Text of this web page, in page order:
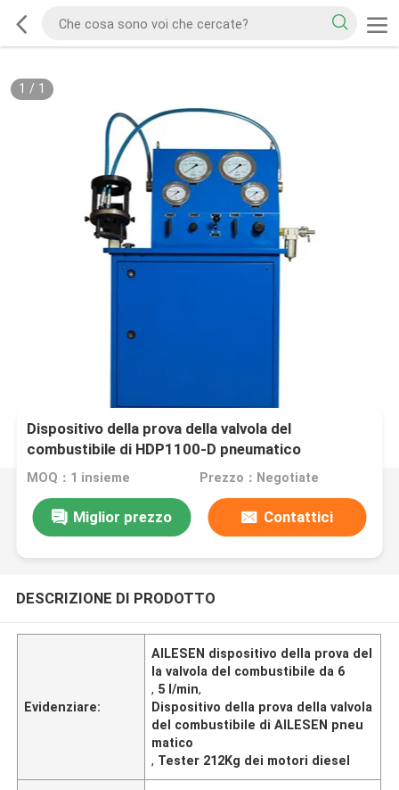
1 / 1
Dispositivo della prova della valvola del
combustibile di HDP1100-D pneumatico
MOQ：1 insieme Prezzo：Negotiate
Miglior prezzo Contattici
DESCRIZIONE DI PRODOTTO
Evidenziare:
AILESEN dispositivo della prova del
la valvola del combustibile da 6
, 5 l/min,
Dispositivo della prova della valvola
del combustibile di AILESEN pneu
matico
, Tester 212Kg dei motori diesel